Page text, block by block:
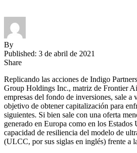
By
Published: 3 de abril de 2021
Share
Replicando las acciones de Indigo
Group Holdings Inc., matriz de Frontier
empresas del fondo de inversiones, sale a
objetivo de obtener capitalización para
siguientes. Si bien sale con una oferta
generado en Europa como en los Estados
capacidad de resiliencia del modelo de
(ULCC, por sus siglas en inglés) frente a